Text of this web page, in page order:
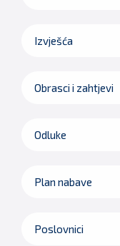
Izvješća
Obrasci i zahtjevi
Odluke
Plan nabave
Poslovnici